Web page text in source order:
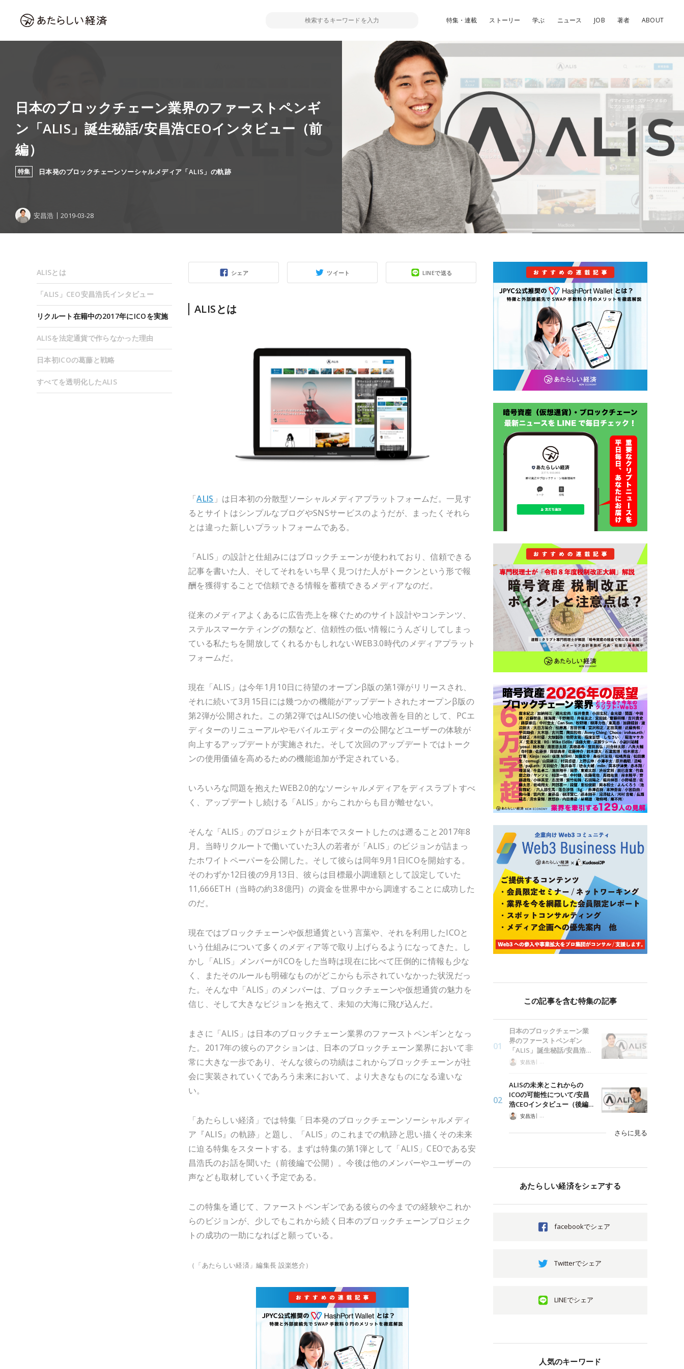
特集・連載 ストーリー 学ぶ ニュース JOB 著者 ABOUT
日本のブロックチェーン業界のファーストペンギ
ン「ALIS」誕生秘話/安昌浩CEOインタビュー（前
編）
特集 日本発のブロックチェーンソーシャルメディア「ALIS」の軌跡
安昌浩 2019-03-28
シェア ツイート LINEで送る
ALISとは
「ALIS 」は日本初の分散型ソーシャルメディアプラットフォームだ。一見す
るとサイトはシンプルなブログやSNSサービスのようだが、まったくそれら
とは違った新しいプラットフォームである。
「ALIS」の設計と仕組みにはブロックチェーンが使われており、信頼できる
記事を書いた人、そしてそれをいち早く見つけた人がトークンという形で報
酬を獲得することで信頼できる情報を蓄積できるメディアなのだ。
従来のメディアよくあるに広告売上を稼ぐためのサイト設計やコンテンツ、
ステルスマーケティングの類など、信頼性の低い情報にうんざりしてしまっ
ている私たちを開放してくれるかもしれないWEB3.0時代のメディアプラット
フォームだ。
現在「ALIS」は今年1月10日に待望のオープンβ版の第1弾がリリースされ、
それに続いて3月15日には幾つかの機能がアップデートされたオープンβ版の
第2弾が公開された。この第2弾ではALISの使い心地改善を目的として、PCエ
ディターのリニューアルやモバイルエディターの公開などユーザーの体験が
向上するアップデートが実施された。そして次回のアップデートではトーク
ンの使用価値を高めるための機能追加が予定されている。
いろいろな問題を抱えたWEB2.0的なソーシャルメディアをディスラプトすべ
く、アップデートし続ける「ALIS」からこれからも目が離せない。
そんな「ALIS」のプロジェクトが日本でスタートしたのは遡ること2017年8
月。当時リクルートで働いていた3人の若者が「ALIS」のビジョンが詰まっ
たホワイトペーパーを公開した。そして彼らは同年9月1日ICOを開始する。
そのわずか12日後の9月13日、彼らは目標最小調達額として設定していた
11,666ETH（当時の約3.8億円）の資金を世界中から調達することに成功した
のだ。
現在ではブロックチェーンや仮想通貨という言葉や、それを利用したICOと
いう仕組みについて多くのメディア等で取り上げらるようになってきた。し
かし「ALIS」メンバーがICOをした当時は現在に比べて圧倒的に情報も少な
く、またそのルールも明確なものがどこからも示されていなかった状況だっ
た。そんな中「ALIS」のメンバーは、ブロックチェーンや仮想通貨の魅力を
信じ、そして大きなビジョンを抱えて、未知の大海に飛び込んだ。
まさに「ALIS」は日本のブロックチェーン業界のファーストペンギンとなっ
た。2017年の彼らのアクションは、日本のブロックチェーン業界において非
常に大きな一歩であり、そんな彼らの功績はこれからブロックチェーンが社
会に実装されていくであろう未来において、より大きなものになる違いな
い。
「あたらしい経済」では特集「日本発のブロックチェーンソーシャルメディ
ア『ALIS』の軌跡」と題し、「ALIS」のこれまでの軌跡と思い描くその未来
に迫る特集をスタートする。まずは特集の第1弾として「ALIS」CEOである安
昌浩氏のお話を聞いた（前後編で公開）。今後は他のメンバーやユーザーの
声なども取材していく予定である。
この特集を通じて、ファーストペンギンである彼らの今までの経験やこれか
らのビジョンが、少しでもこれから続く日本のブロックチェーンプロジェク
トの成功の一助になればと願っている。
（「あたらしい経済」編集長 設楽悠介）
ALISとは
「ALIS」CEO安昌浩氏インタビュー
リクルート在籍中の2017年にICOを実施
ALISを法定通貨で作らなかった理由
日本初ICOの葛藤と戦略
すべてを透明化したALIS
この記事を含む特集の記事
日本のブロックチェーン業
界のファーストペンギン
「ALIS」誕生秘話/安昌浩…
安昌浩 |
日本発のブロックチェーンソーシャルメディア「ALIS」の軌跡
ALISの未来とこれからの
ICOの可能性について/安昌
浩CEOインタビュー（後編…
安昌浩 |
日本発のブロックチェーンソーシャルメディア「ALIS」の軌跡
さらに見る
あたらしい経済をシェアする
facebookでシェア
Twitterでシェア
LINEでシェア
人気のキーワード